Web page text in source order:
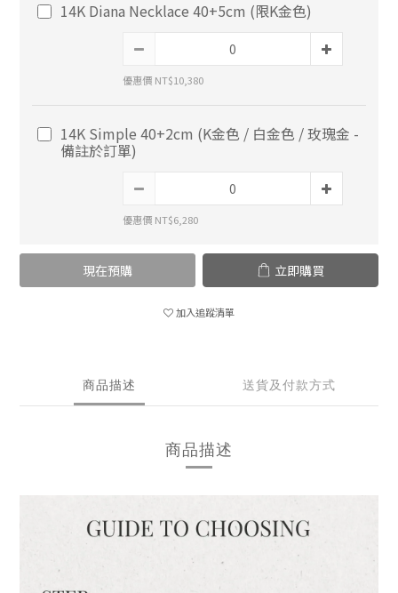
14K Diana Necklace 40+5cm (限K金色)
優惠價 NT$10,380
14K Simple 40+2cm (K金色 / 白金色 / 玫瑰金 -
備註於訂單)
優惠價 NT$6,280
現在預購 立即購買
加入追蹤清單
商品描述 送貨及付款方式
商品描述